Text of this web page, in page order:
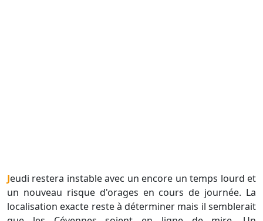
Jeudi restera instable avec un encore un temps lourd et
un nouveau risque d'orages en cours de journée. La
localisation exacte reste à déterminer mais il semblerait